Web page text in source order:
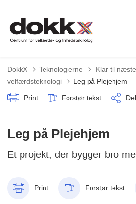
DokkX Teknologierne Tilbage til
Klar til
velfærdsteknologi
Leg på Plejehjem
Print Forstør tekst Del
Leg på Plejehjem
Et projekt, der bygger bro
Print Forstør tekst